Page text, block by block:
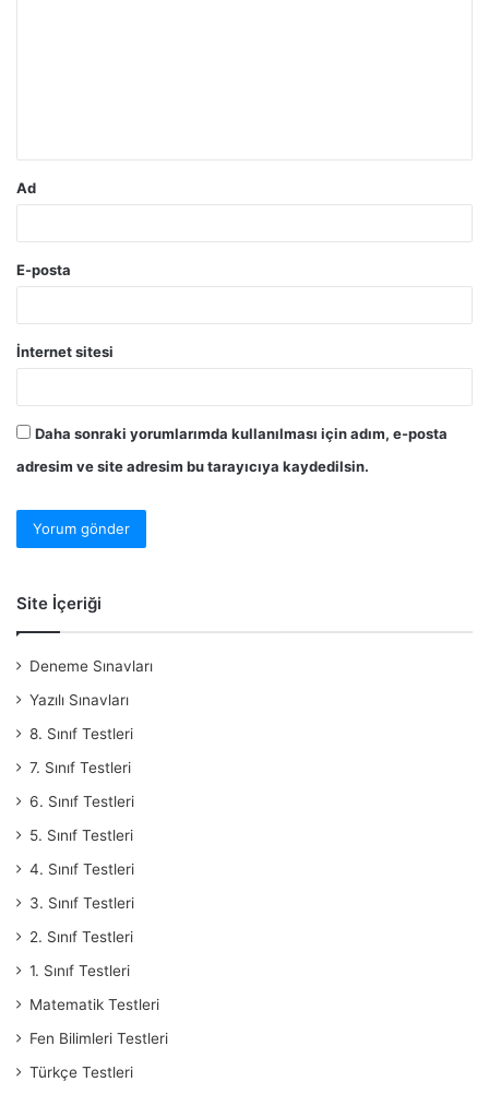
Ad
E-posta
İnternet sitesi
Daha sonraki yorumlarımda kullanılması için adım, e-posta
adresim ve site adresim bu tarayıcıya kaydedilsin.
Site İçeriği
Deneme Sınavları
Yazılı Sınavları
8. Sınıf Testleri
7. Sınıf Testleri
6. Sınıf Testleri
5. Sınıf Testleri
4. Sınıf Testleri
3. Sınıf Testleri
2. Sınıf Testleri
1. Sınıf Testleri
Matematik Testleri
Fen Bilimleri Testleri
Türkçe Testleri